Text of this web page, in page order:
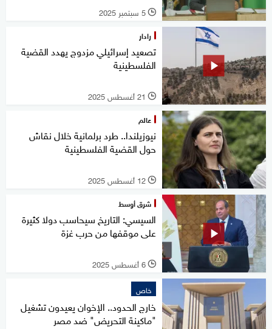
l 5 سبتمبر 2025
رادار
تصعيد إسرائيلي مزدوج يهدد القضية
الفلسطينية
l 21 أغسطس 2025
عالم
نيوزيلندا.. طرد برلمانية خلال نقاش
حول القضية الفلسطينية
l 12 أغسطس 2025
شرق أوسط
السيسي: التاريخ سيحاسب دولا كثيرة
على موقفها من حرب غزة
l 6 أغسطس 2025
خاص
خارج الحدود.. الإخوان يعيدون تشغيل
"ماكينة التحريض" ضد مصر